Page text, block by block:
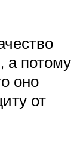
а потому
оно
от